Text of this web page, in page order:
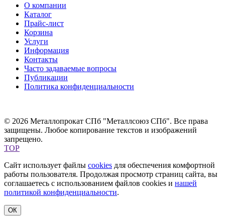
О компании
Каталог
Прайс-лист
Корзина
Услуги
Информация
Контакты
Часто задаваемые вопросы
Публикации
Политика конфиденциальности
© 2026 Металлопрокат СПб "Металлсоюз СПб". Все права
защищены. Любое копирование текстов и изображений
запрещено.
TOP
Сайт использует файлы cookies для обеспечения комфортной
работы пользователя. Продолжая просмотр страниц сайта, вы
соглашаетесь с использованием файлов cookies и нашей
политикой конфиденциальности.
ОК